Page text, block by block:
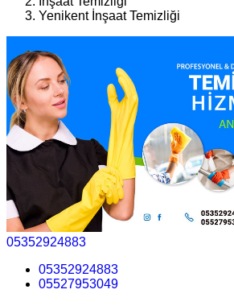
Yenikent İnşaat Temizliği
05352924883
05352924883
05527953049